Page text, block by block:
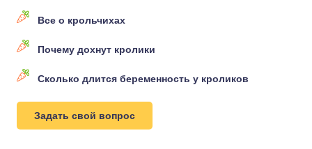
Все о крольчихах
Почему дохнут кролики
Сколько длится беременность у кроликов
Задать свой вопрос